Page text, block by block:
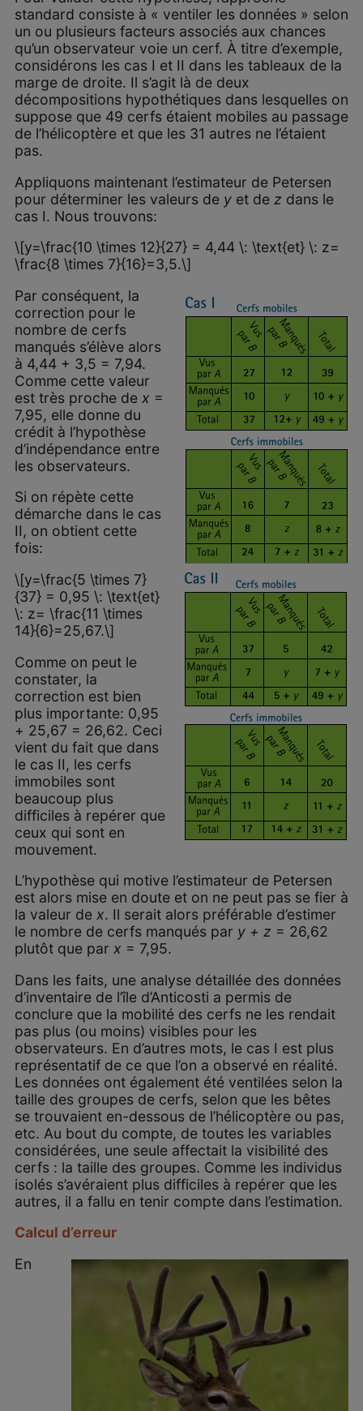
standard consiste à « ventiler les données » selon
un ou plusieurs facteurs associés aux chances
qu’un observateur voie un cerf. À titre d’exemple,
considérons les cas I et II dans les tableaux de la
marge de droite. Il s’agit là de deux
décompositions hypothétiques dans lesquelles on
suppose que 49 cerfs étaient mobiles au passage
de l’hélicoptère et que les 31 autres ne l’étaient
pas.
Appliquons maintenant l’estimateur de Petersen
pour déterminer les valeurs de yet de z dans le
cas I. Nous trouvons:
\[y=\frac{10 \times 12}{27} = 4,44 \: \text{et} \: z=
\frac{8 \times 7}{16}=3,5.\]
Par conséquent, la
correction pour le
nombre de cerfs
manqués s’élève alors
à 4,44 + 3,5 = 7,94.
Comme cette valeur
est très proche de x =
7,95, elle donne du
crédit à l’hypothèse
d’indépendance entre
les observateurs.
Si on répète cette
démarche dans le cas
II, on obtient cette
fois:
\[y=\frac{5 \times 7}
{37} = 0,95 \: \text{et}
\: z= \frac{11 \times
14}{6}=25,67.\]
Comme on peut le
constater, la
correction est bien
plus importante: 0,95
+ 25,67 = 26,62. Ceci
vient du fait que dans
le cas II, les cerfs
immobiles sont
beaucoup plus
difficiles à repérer que
ceux qui sont en
mouvement.
L’hypothèse qui motive l’estimateur de Petersen
est alors mise en doute et on ne peut pas se fier à
la valeur de x. Il serait alors préférable d’estimer
le nombre de cerfs manqués par y + z = 26,62
plutôt que par x = 7,95.
Dans les faits, une analyse détaillée des données
d’inventaire de l’île d’Anticosti a permis de
conclure que la mobilité des cerfs ne les rendait
pas plus (ou moins) visibles pour les
observateurs. En d’autres mots, le cas I est plus
représentatif de ce que l’on a observé en réalité.
Les données ont également été ventilées selon la
taille des groupes de cerfs, selon que les bêtes
se trouvaient en-dessous de l’hélicoptère ou pas,
etc. Au bout du compte, de toutes les variables
considérées, une seule affectait la visibilité des
cerfs : la taille des groupes. Comme les individus
isolés s’avéraient plus difficiles à repérer que les
autres, il a fallu en tenir compte dans l’estimation.
Calcul d’erreur
En